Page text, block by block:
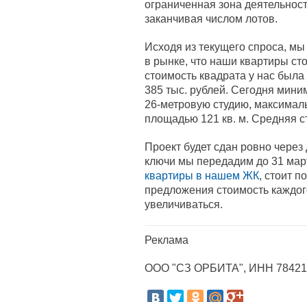
ограниченная зона
заканчивая числом лотов.
Исходя из текущего спроса,
в рынке, что наши квартиры
стоимость квадрата у нас
385 тыс. рублей. Сегодня
26-метровую студию,
площадью 121 кв. м. Средняя
Проект будет сдан ровно
ключи мы передадим до 31
квартиры в нашем ЖК, стоит
предложения стоимость
увеличиваться.
Реклама
ООО "СЗ ОРБИТА", ИНН